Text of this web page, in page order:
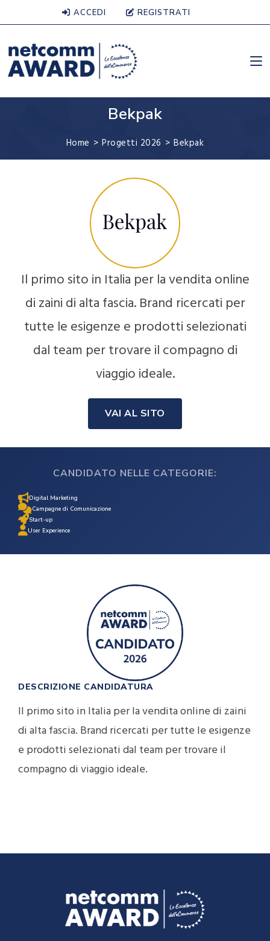
ACCEDI REGISTRATI
Bekpak
Home > Progetti 2026 > Bekpak
Il primo sito in Italia per la vendita online
di zaini di alta fascia. Brand ricercati per
tutte le esigenze e prodotti selezionati
dal team per trovare il compagno di
viaggio ideale.
VAI AL SITO
CANDIDATO NELLE CATEGORIE:
Digital Marketing
Campagne di Comunicazione
Start-up
User Experience
DESCRIZIONE CANDIDATURA
Il primo sito in Italia per la vendita online di zaini
di alta fascia. Brand ricercati per tutte le esigenze
e prodotti selezionati dal team per trovare il
compagno di viaggio ideale.